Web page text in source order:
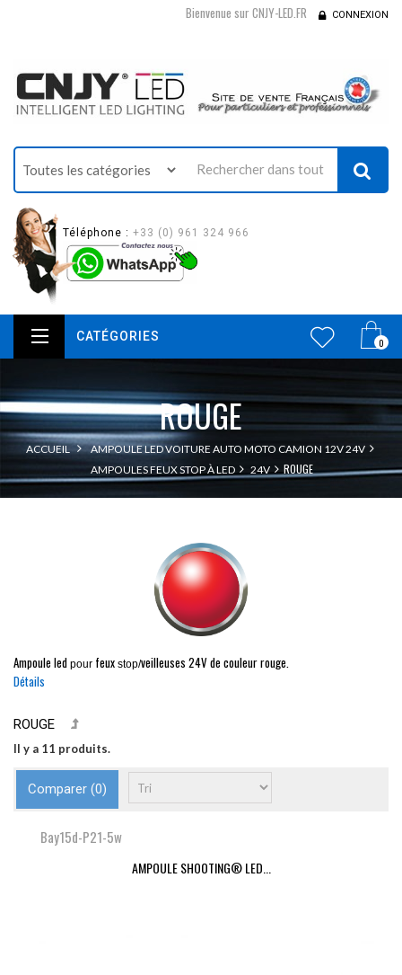
Bienvenue sur CNJY-LED.FR CONNEXION
Téléphone : +33 (0) 961 324 966
0
CATÉGORIES
ROUGE
ACCUEIL
AMPOULE LED VOITURE AUTO MOTO CAMION 12V 24V
AMPOULES FEUX STOP À LED
24V ROUGE
Ampoule led pour feux stop/veilleuses 24V de couleur rouge.
Détails
ROUGE
Il y a 11 produits.
Comparer (0)
Bay15d-P21-5w
AMPOULE SHOOTING® LED...